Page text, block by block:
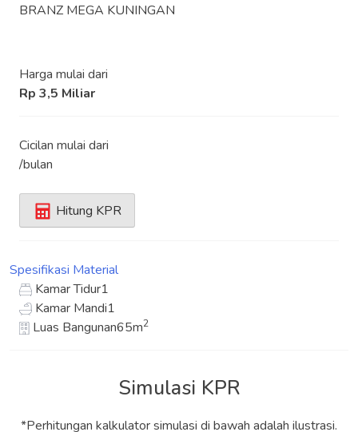
BRANZ MEGA KUNINGAN
Harga mulai dari
Rp 3,5 Miliar
Cicilan mulai dari
/bulan
Hitung KPR
Spesifikasi Material
Kamar Tidur1
Kamar Mandi1
Luas Bangunan65m2
Simulasi KPR
*Perhitungan kalkulator simulasi di bawah adalah ilustrasi.